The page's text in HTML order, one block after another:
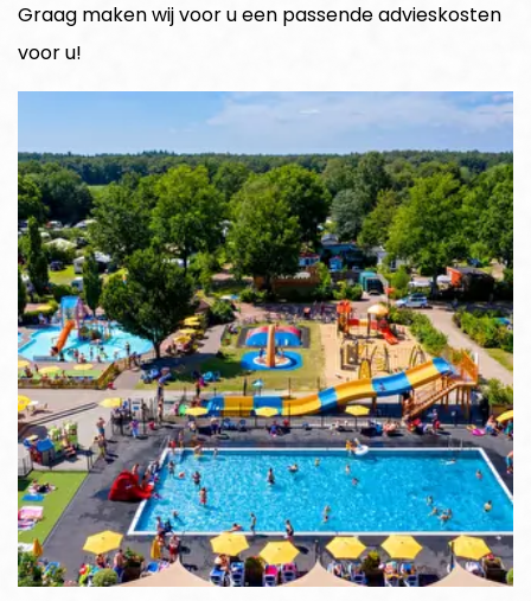
Graag maken wij voor u een passende advieskosten
voor u!